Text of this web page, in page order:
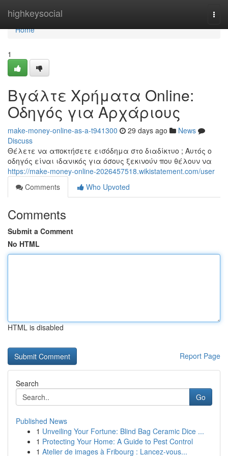
highkeysocial
Home
Home
1
Βγάλτε Χρήματα Online:
Οδηγός για Αρχάριους
make-money-online-as-a-t941300 29 days ago
News
Discuss
Θέλετε να αποκτήσετε εισόδημα στο διαδίκτυο ; Αυτός ο
οδηγός είναι ιδανικός για όσους ξεκινούν που θέλουν να
https://make-money-online-2026457518.wikistatement.com/user
Comments
Who Upvoted
Comments
Submit a Comment
No HTML
HTML is disabled
Report Page
Search
Go
Published News
1 Unveiling Your Fortune: Blind Bag Ceramic Dice ...
1 Protecting Your Home: A Guide to Pest Control
1 Atelier de images à Fribourg : Lancez-vous...